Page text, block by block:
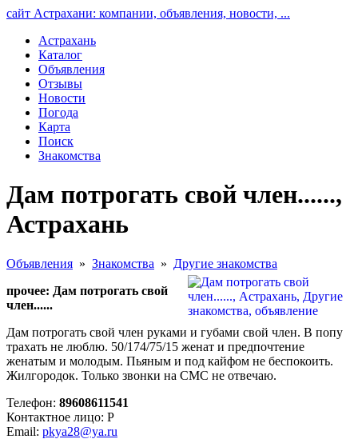
сайт Астрахани: компании, объявления, новости, ...
Астрахань
Каталог
Объявления
Отзывы
Новости
Погода
Карта
Поиск
Знакомства
Дам потрогать свой член......,
Астрахань
Объявления » Знакомства » Другие знакомства
прочее: Дам потрогать свой
член......
Дам потрогать свой член руками и губами свой член. В попу
трахать не люблю. 50/174/75/15 женат и предпочтение
женатым и молодым. Пьяным и под кайфом не беспокоить.
Жилгородок. Только звонки на СМС не отвечаю.
Телефон: 89608611541
Контактное лицо: Р
Email: pkya28@ya.ru